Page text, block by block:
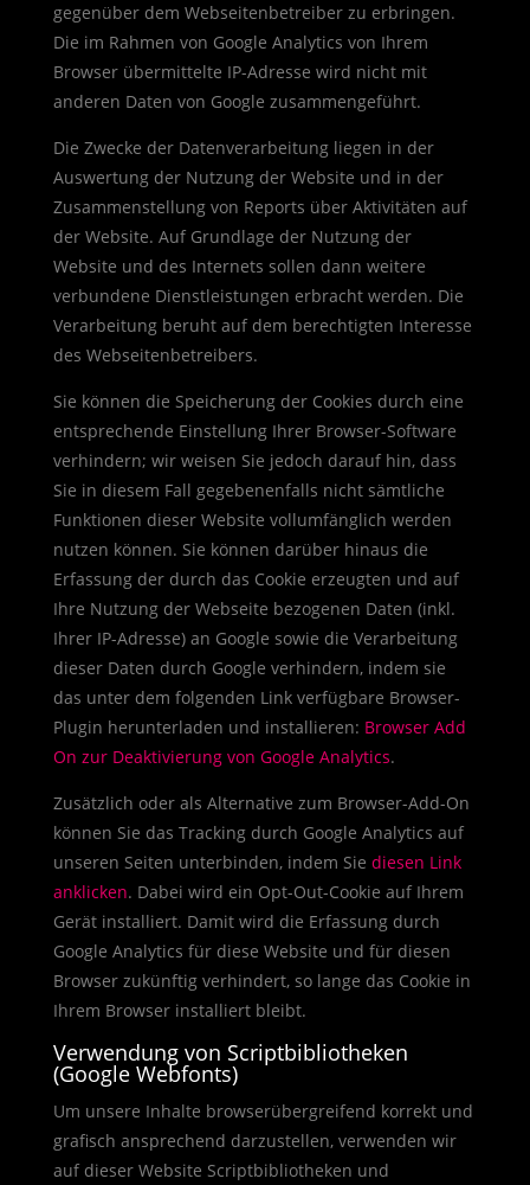
gegenüber dem Webseitenbetreiber zu erbringen.
Die im Rahmen von Google Analytics von Ihrem
Browser übermittelte IP-Adresse wird nicht mit
anderen Daten von Google zusammengeführt.
Die Zwecke der Datenverarbeitung liegen in der
Auswertung der Nutzung der Website und in der
Zusammenstellung von Reports über Aktivitäten auf
der Website. Auf Grundlage der Nutzung der
Website und des Internets sollen dann weitere
verbundene Dienstleistungen erbracht werden. Die
Verarbeitung beruht auf dem berechtigten Interesse
des Webseitenbetreibers.
Sie können die Speicherung der Cookies durch eine
entsprechende Einstellung Ihrer Browser-Software
verhindern; wir weisen Sie jedoch darauf hin, dass
Sie in diesem Fall gegebenenfalls nicht sämtliche
Funktionen dieser Website vollumfänglich werden
nutzen können. Sie können darüber hinaus die
Erfassung der durch das Cookie erzeugten und auf
Ihre Nutzung der Webseite bezogenen Daten (inkl.
Ihrer IP-Adresse) an Google sowie die Verarbeitung
dieser Daten durch Google verhindern, indem sie
das unter dem folgenden Link verfügbare Browser-
Plugin herunterladen und installieren: Browser Add
On zur Deaktivierung von Google Analytics.
Zusätzlich oder als Alternative zum Browser-Add-On
können Sie das Tracking durch Google Analytics auf
unseren Seiten unterbinden, indem Sie diesen Link
anklicken. Dabei wird ein Opt-Out-Cookie auf Ihrem
Gerät installiert. Damit wird die Erfassung durch
Google Analytics für diese Website und für diesen
Browser zukünftig verhindert, so lange das Cookie in
Ihrem Browser installiert bleibt.
Verwendung von Scriptbibliotheken
(Google Webfonts)
Um unsere Inhalte browserübergreifend korrekt und
grafisch ansprechend darzustellen, verwenden wir
auf dieser Website Scriptbibliotheken und